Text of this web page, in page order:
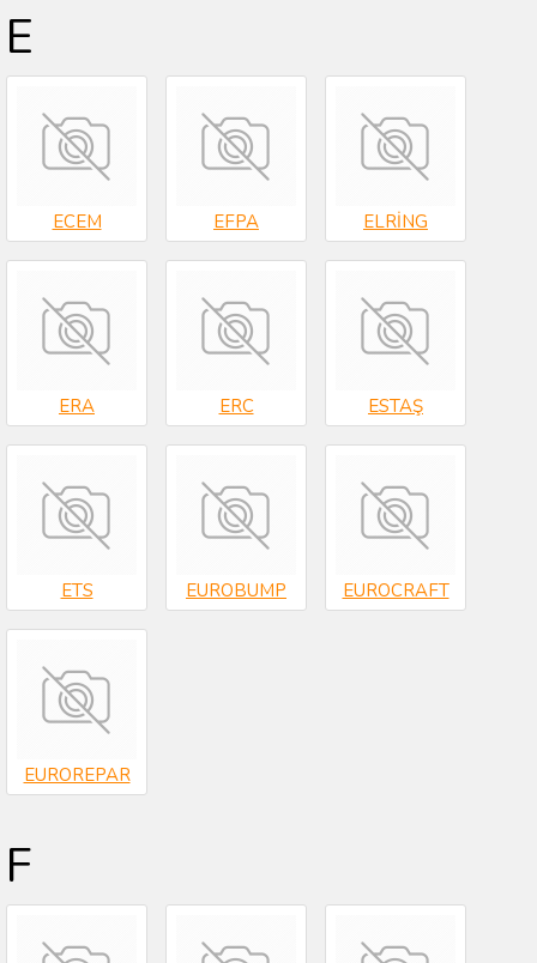
E
ECEM EFPA ELRİNG
ERA ERC ESTAŞ
ETS EUROBUMP EUROCRAFT
EUROREPAR
F